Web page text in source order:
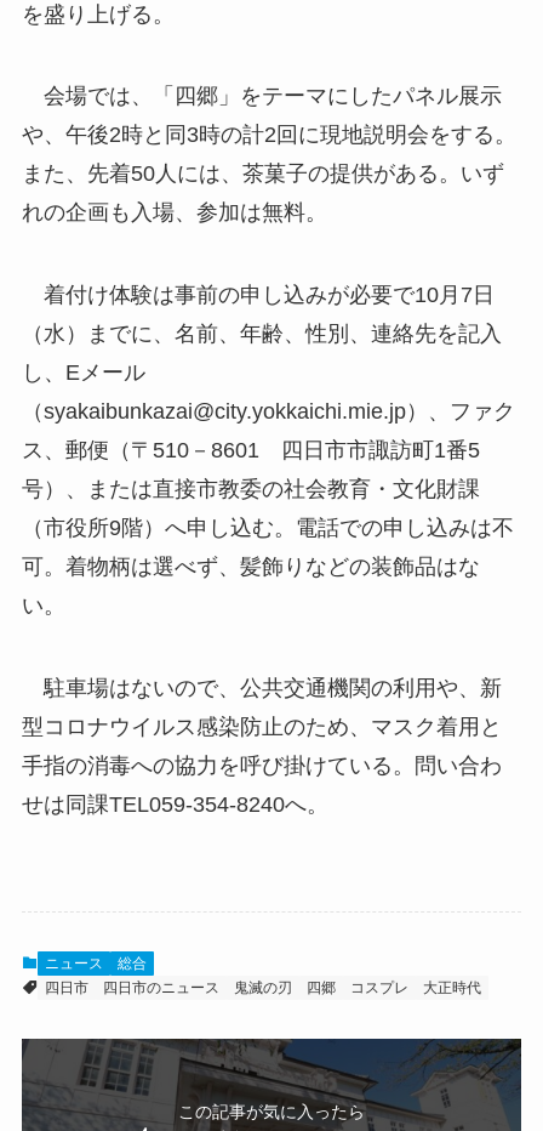
を盛り上げる。
会場では、「四郷」をテーマにしたパネル展示
や、午後2時と同3時の計2回に現地説明会をする。
また、先着50人には、茶菓子の提供がある。いず
れの企画も入場、参加は無料。
着付け体験は事前の申し込みが必要で10月7日
（水）までに、名前、年齢、性別、連絡先を記入
し、Eメール
（syakaibunkazai@city.yokkaichi.mie.jp）、ファク
ス、郵便（〒510－8601 四日市市諏訪町1番5
号）、または直接市教委の社会教育・文化財課
（市役所9階）へ申し込む。電話での申し込みは不
可。着物柄は選べず、髪飾りなどの装飾品はな
い。
駐車場はないので、公共交通機関の利用や、新
型コロナウイルス感染防止のため、マスク着用と
手指の消毒への協力を呼び掛けている。問い合わ
せは同課TEL059-354-8240へ。
ニュース
総合
四日市
四日市のニュース 鬼滅の刃 四郷 コスプレ 大正時代
この記事が気に入ったら